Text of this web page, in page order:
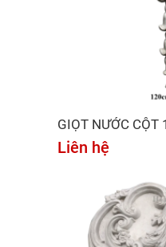
GIỌT NƯỚC CỘT
Liên hệ